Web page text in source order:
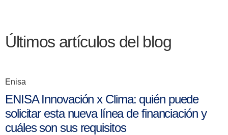
Últimos artículos del blog
Enisa
ENISA Innovación x Clima: quién puede
solicitar esta nueva línea de financiación y
cuáles son sus requisitos